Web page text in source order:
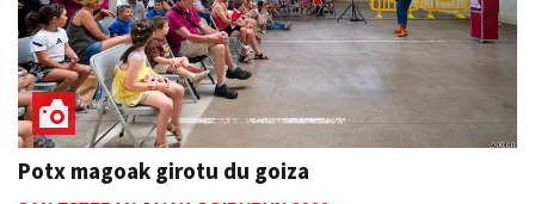
Potx magoak girotu du goiza